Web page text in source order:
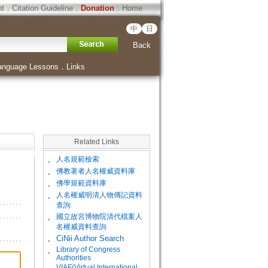
．Citation Guideline．Donation．Home
中 日
Back
Lessons ． Links
Related Links
。 人名規範檢索
。 佛教著者人名權威資料庫
。 佛學規範資料庫
。
人名權威明清人物傳記資料
查詢
。
國立故宮博物院清代檔案人
名權威資料查詢
。
CiNii Author Search
。
Library of Congress
Authorities